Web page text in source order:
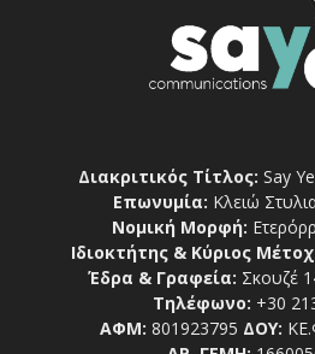
Διακριτικός Τίτλος: Say
Επωνυμία: Κλειώ
Νομική Μορφή:
Ιδιοκτήτης & Κύριος
Έδρα & Γραφεία: Σκουζέ
Τηλέφωνο: +30
ΑΦΜ: 801923795 ΔΟΥ: